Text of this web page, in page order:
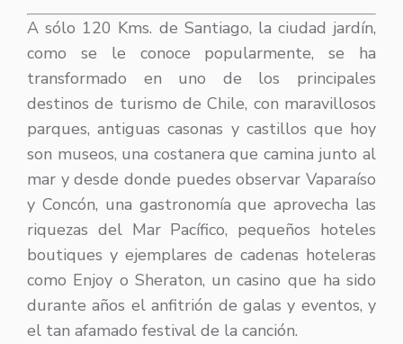
A sólo 120 Kms. de Santiago, la ciudad jardín,
como se le conoce popularmente, se ha
transformado en uno de los principales
destinos de turismo de Chile, con maravillosos
parques, antiguas casonas y castillos que hoy
son museos, una costanera que camina junto al
mar y desde donde puedes observar Vaparaíso
y Concón, una gastronomía que aprovecha las
riquezas del Mar Pacífico, pequeños hoteles
boutiques y ejemplares de cadenas hoteleras
como Enjoy o Sheraton, un casino que ha sido
durante años el anfitrión de galas y eventos, y
el tan afamado festival de la canción.